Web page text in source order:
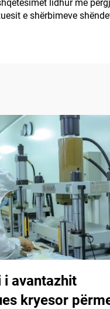
lidhur me
e shërbimeve
avantazhit
kryesor